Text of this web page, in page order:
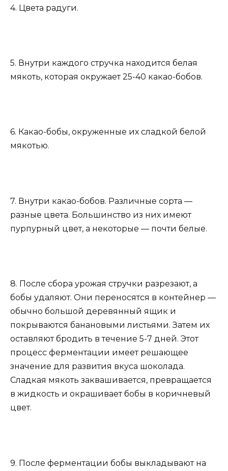
4. Цвета радуги.
5. Внутри каждого стручка находится белая
мякоть, которая окружает 25-40 какао-бобов.
6. Какао-бобы, окруженные их сладкой белой
мякотью.
7. Внутри какао-бобов. Различные сорта —
разные цвета. Большинство из них имеют
пурпурный цвет, а некоторые — почти белые.
8. После сбора урожая стручки разрезают, а
бобы удаляют. Они переносятся в контейнер —
обычно большой деревянный ящик и
покрываются банановыми листьями. Затем их
оставляют бродить в течение 5-7 дней. Этот
процесс ферментации имеет решающее
значение для развития вкуса шоколада.
Сладкая мякоть заквашивается, превращается
в жидкость и окрашивает бобы в коричневый
цвет.
9. После ферментации бобы выкладывают на